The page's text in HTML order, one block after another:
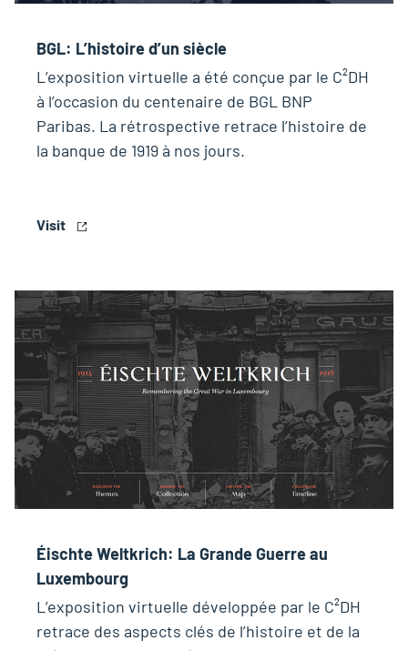
BGL: L’histoire d’un siècle
L’exposition virtuelle a été conçue par le C²DH
à l’occasion du centenaire de BGL BNP
Paribas. La rétrospective retrace l’histoire de
la banque de 1919 à nos jours.
Visit
Éischte Weltkrich: La Grande Guerre au
Luxembourg
L’exposition virtuelle développée par le C²DH
retrace des aspects clés de l’histoire et de la